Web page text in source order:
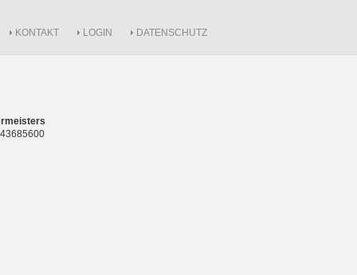
KONTAKT LOGIN DATENSCHUTZ